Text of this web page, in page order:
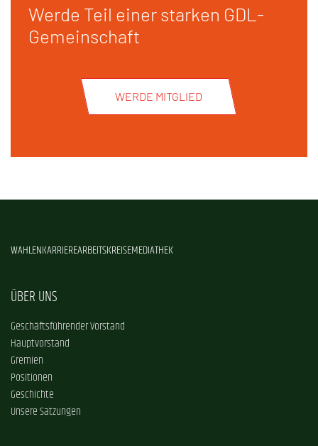
Werde Teil einer starken GDL-
Gemeinschaft
WERDE MITGLIED
WAHLENKARRIEREARBEITSKREISEMEDIATHEK
ÜBER UNS
Geschäftsführender Vorstand
Hauptvorstand
Gremien
Positionen
Geschichte
Unsere Satzungen